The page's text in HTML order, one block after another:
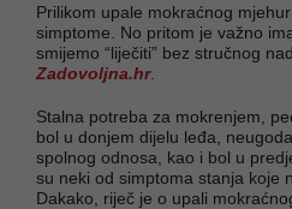
Prilikom upale mokraćnog
simptome. No pritom je važno
smijemo “liječiti” bez stručnog
Zadovoljna.hr.
Stalna potreba za mokrenjem,
bol u donjem dijelu leđa,
spolnog odnosa, kao i bol u
su neki od simptoma stanja koje
Dakako, riječ je o upali